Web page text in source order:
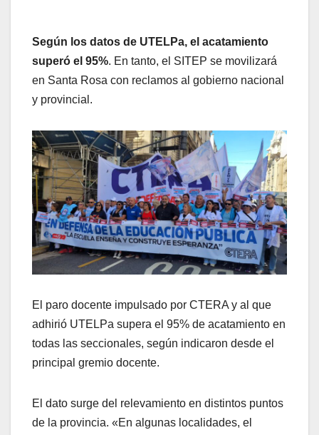
Según los datos de UTELPa, el acatamiento
superó el 95%. En tanto, el SITEP se movilizará
en Santa Rosa con reclamos al gobierno nacional
y provincial.
El paro docente impulsado por CTERA y al que
adhirió UTELPa supera el 95% de acatamiento en
todas las seccionales, según indicaron desde el
principal gremio docente.
El dato surge del relevamiento en distintos puntos
de la provincia. «En algunas localidades, el